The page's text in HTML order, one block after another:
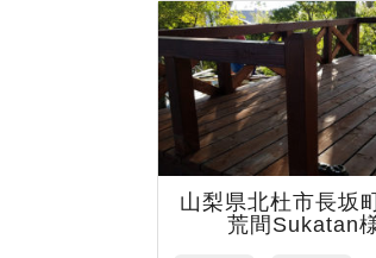
山梨県北杜市長
荒間Sukatan